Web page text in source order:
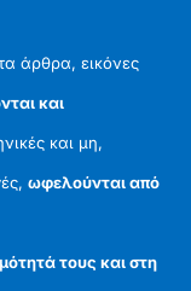
άρθρα, εικόνες
και
και μη,
ωφελούνται από
τους και στη